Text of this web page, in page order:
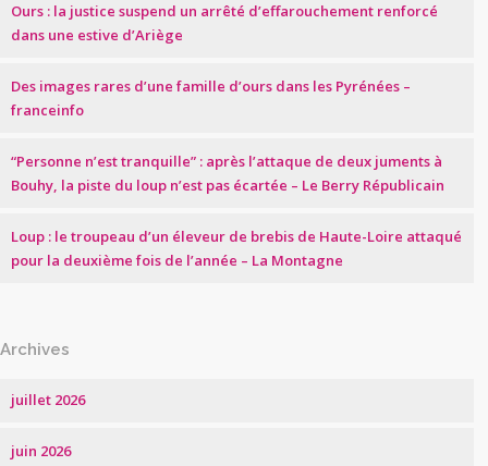
Ours : la justice suspend un arrêté d’effarouchement renforcé
dans une estive d’Ariège
Des images rares d’une famille d’ours dans les Pyrénées –
franceinfo
“Personne n’est tranquille” : après l’attaque de deux juments à
Bouhy, la piste du loup n’est pas écartée – Le Berry Républicain
Loup : le troupeau d’un éleveur de brebis de Haute-Loire attaqué
pour la deuxième fois de l’année – La Montagne
Archives
juillet 2026
juin 2026